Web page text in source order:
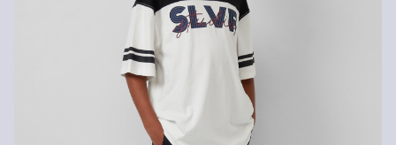
Praní v pračce na 30 °
Žehlit při střední teplotě
Sušení při nízké teplotě